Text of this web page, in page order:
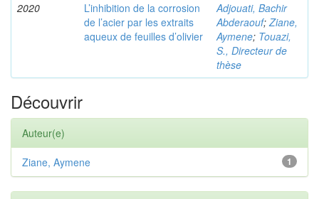
2020
L’inhibition de la corrosion
de l’acier par les extraits
aqueux de feuilles d’olivier
Adjouati, Bachir
Abderaouf;Ziane,
Aymene; Touazi,
S., Directeur de
thèse
Découvrir
Auteur(e)
1
Ziane, Aymene